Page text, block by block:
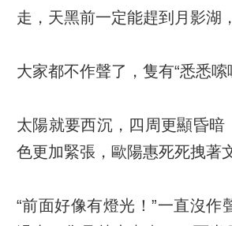
走，天黑前一定能趕到月影湖
大家都不作聲了，隻有“悉悉嗦
太陽就要西沉，四周更顯昏
色更加緊張，歐陽惠死死拽著
“前面好像有燈光！”一直沒